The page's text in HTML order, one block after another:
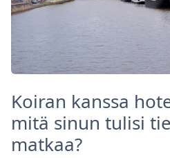
Koiran kanssa
mitä sinun tulisi
matkaa?